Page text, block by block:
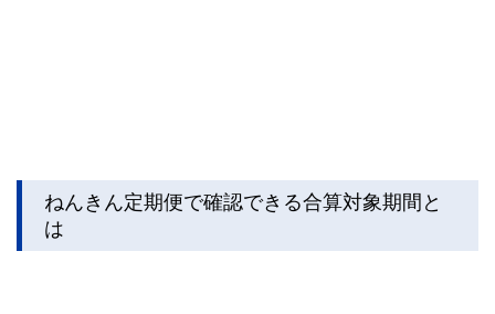
ねんきん定期便で確認できる合算対象期間と
は